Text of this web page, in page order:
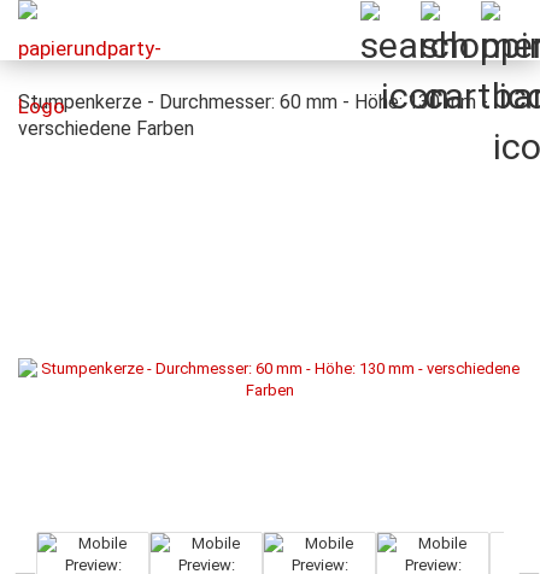
Stumpenkerze - Durchmesser: 60 mm - Höhe: 130 mm -
verschiedene Farben